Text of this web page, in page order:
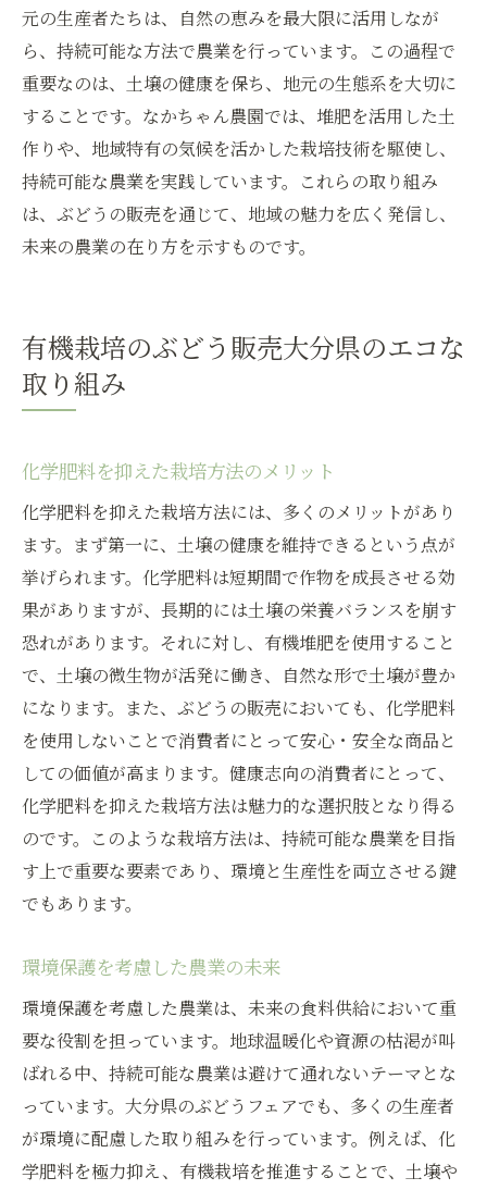
元の生産者たちは、自然の恵みを最大限に活用しなが
ら、持続可能な方法で農業を行っています。この過程で
重要なのは、土壌の健康を保ち、地元の生態系を大切に
することです。なかちゃん農園では、堆肥を活用した土
作りや、地域特有の気候を活かした栽培技術を駆使し、
持続可能な農業を実践しています。これらの取り組み
は、ぶどうの販売を通じて、地域の魅力を広く発信し、
未来の農業の在り方を示すものです。
有機栽培のぶどう販売大分県のエコな
取り組み
化学肥料を抑えた栽培方法のメリット
化学肥料を抑えた栽培方法には、多くのメリットがあり
ます。まず第一に、土壌の健康を維持できるという点が
挙げられます。化学肥料は短期間で作物を成長させる効
果がありますが、長期的には土壌の栄養バランスを崩す
恐れがあります。それに対し、有機堆肥を使用すること
で、土壌の微生物が活発に働き、自然な形で土壌が豊か
になります。また、ぶどうの販売においても、化学肥料
を使用しないことで消費者にとって安心・安全な商品と
しての価値が高まります。健康志向の消費者にとって、
化学肥料を抑えた栽培方法は魅力的な選択肢となり得る
のです。このような栽培方法は、持続可能な農業を目指
す上で重要な要素であり、環境と生産性を両立させる鍵
でもあります。
環境保護を考慮した農業の未来
環境保護を考慮した農業は、未来の食料供給において重
要な役割を担っています。地球温暖化や資源の枯渇が叫
ばれる中、持続可能な農業は避けて通れないテーマとな
っています。大分県のぶどうフェアでも、多くの生産者
が環境に配慮した取り組みを行っています。例えば、化
学肥料を極力抑え、有機栽培を推進することで、土壌や